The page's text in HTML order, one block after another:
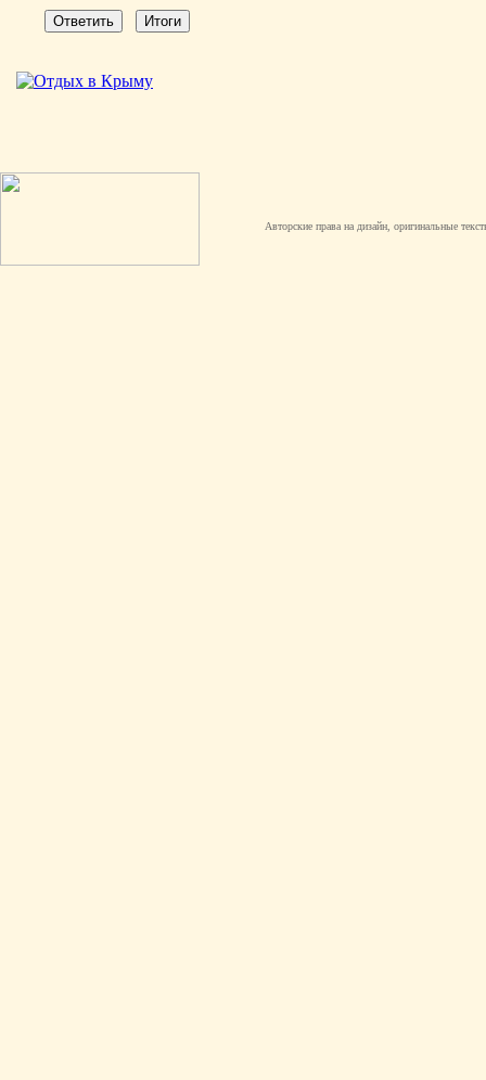
Авторские права на дизайн, оригинальные